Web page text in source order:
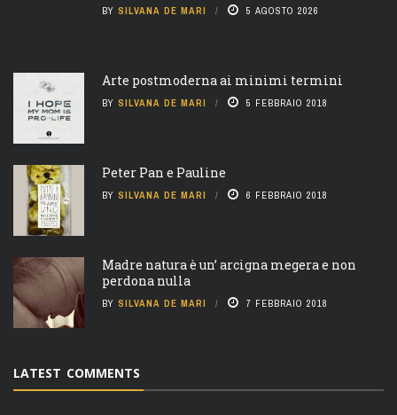
BY SILVANA DE MARI 5 AGOSTO 2026
Arte postmoderna ai minimi termini
BY SILVANA DE MARI 5 FEBBRAIO 2018
Peter Pan e Pauline
BY SILVANA DE MARI 6 FEBBRAIO 2018
Madre natura è un’ arcigna megera e non
perdona nulla
BY SILVANA DE MARI 7 FEBBRAIO 2018
LATEST COMMENTS